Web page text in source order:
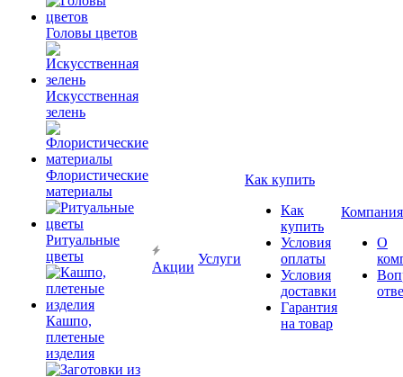
Головы цветов
Искусственная
зелень
Флористические
материалы
Ритуальные
цветы
Кашпо,
плетеные
изделия
Акции
Услуги
Как купить
Как
купить
Условия
оплаты
Условия
доставки
Гарантия
на товар
Компания
О